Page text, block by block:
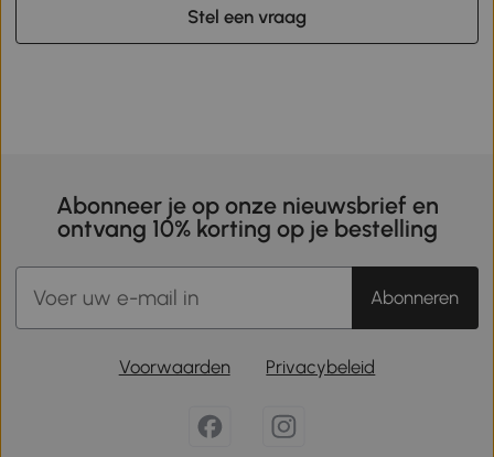
Stel een vraag
Abonneer je op onze nieuwsbrief en
ontvang 10% korting op je bestelling
Abonneren
Voorwaarden Privacybeleid